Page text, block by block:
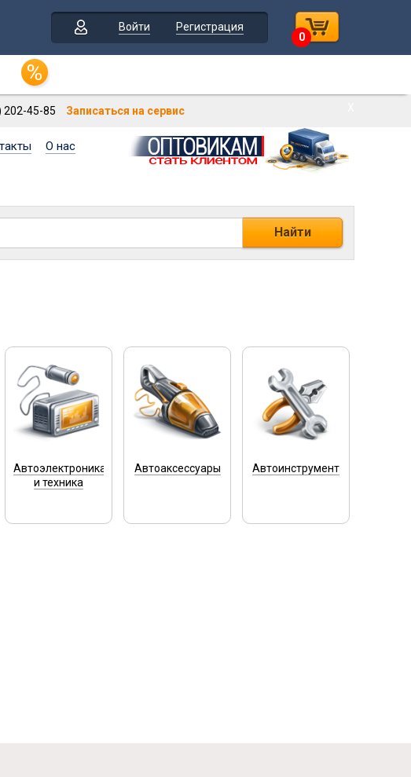
Войти
Регистрация
0
202-45-85 Записаться на сервис
О нас
Найти
Автоэлектроника
и техника
Автоаксессуары Автоинструмент